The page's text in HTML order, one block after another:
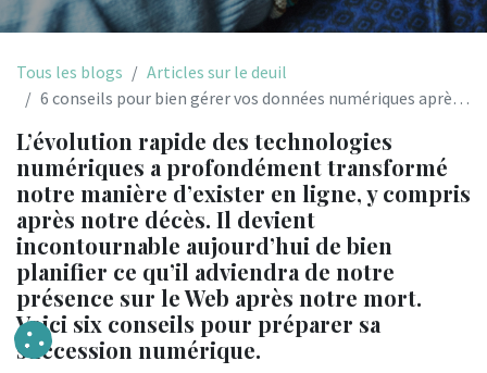
Tous les blogs
Articles sur le deuil
6 conseils pour bien gérer vos données numériques après le décès
L’évolution rapide des technologies
numériques a profondément transformé
notre manière d’exister en ligne, y compris
après notre décès. Il devient
incontournable aujourd’hui de bien
planifier ce qu’il adviendra de notre
présence sur le Web après notre mort.
Voici six conseils pour préparer sa
succession numérique.